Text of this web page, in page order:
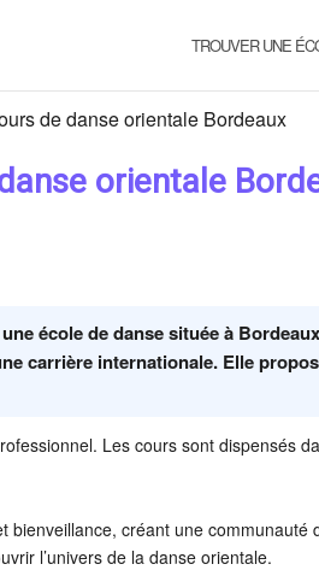
TROUVER UNE
de danse orientale Bordeaux
orientale
école de danse située à
carrière internationale. Elle
Les cours sont dispensés
bienveillance, créant une
l’univers de la danse orientale.